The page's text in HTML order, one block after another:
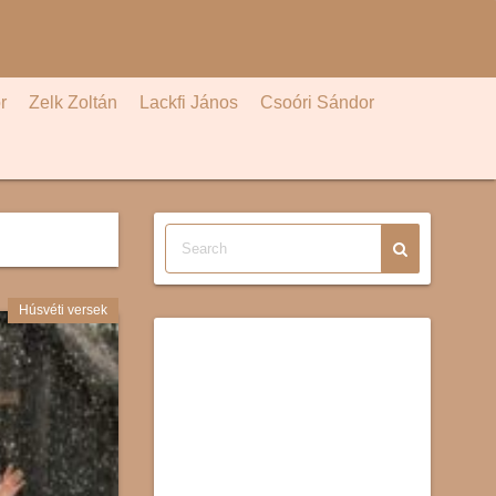
Zelk Zoltán Lackfi János Csoóri Sándor
Húsvéti versek